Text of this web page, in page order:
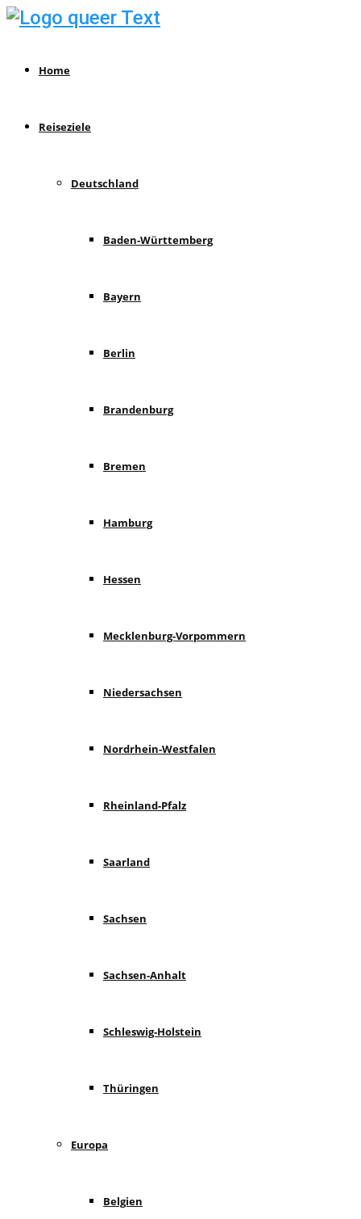
Home
Reiseziele
Deutschland
Baden-Württemberg
Bayern
Berlin
Brandenburg
Bremen
Hamburg
Hessen
Mecklenburg-Vorpommern
Niedersachsen
Nordrhein-Westfalen
Rheinland-Pfalz
Saarland
Sachsen
Sachsen-Anhalt
Schleswig-Holstein
Thüringen
Europa
Belgien